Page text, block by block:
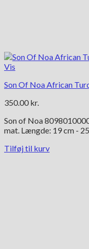
Vis
Son Of Noa African
350.00 kr.
Son of Noa
mat. Længde: 19 cm -
Tilføj til kurv